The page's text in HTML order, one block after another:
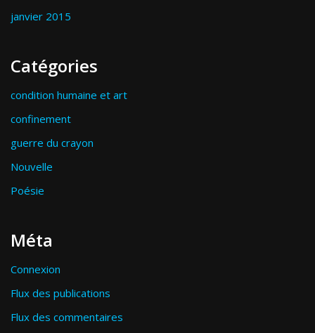
janvier 2015
Catégories
condition humaine et art
confinement
guerre du crayon
Nouvelle
Poésie
Méta
Connexion
Flux des publications
Flux des commentaires